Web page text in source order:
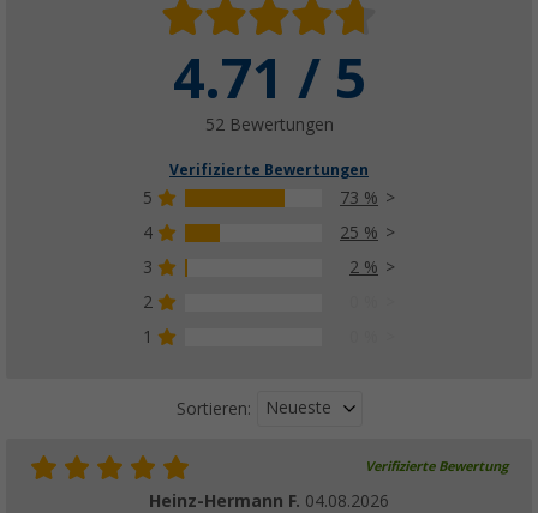
4.71 / 5
52 Bewertungen
Verifizierte Bewertungen
5
73 %
4
25 %
3
2 %
2
1
Sortieren: Neueste
Verifizierte Bewertung
Heinz-Hermann F. 04.08.2026